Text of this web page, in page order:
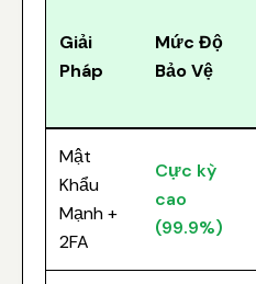
Giải
Pháp
Mức Độ
Bảo Vệ
Mật
Khẩu
Mạnh +
2FA
Cực kỳ
cao
(99.9%)